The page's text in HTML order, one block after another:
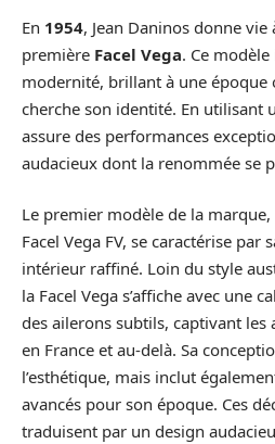
En 1954, Jean Daninos donne
première Facel Vega. Ce
modernité, brillant à une époque
cherche son identité. En utilisant
assure des performances
audacieux dont la renommée se
Le premier modèle de la
Facel Vega FV, se caractérise
intérieur raffiné. Loin du style
la Facel Vega s’affiche avec une
des ailerons subtils, captivant les
en France et au-delà. Sa
l’esthétique, mais inclut
avancés pour son époque. Ces
traduisent par un design